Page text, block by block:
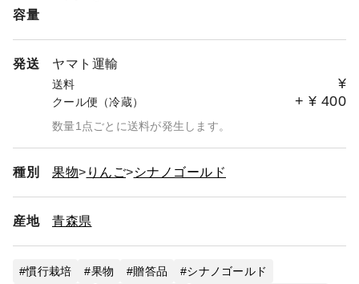
容量
発送 ヤマト運輸
送料 ¥
クール便（冷蔵） + ¥ 400
数量1点ごとに送料が発生します。
種別 果物 りんご シナノゴールド
産地 青森県
慣行栽培 果物 贈答品
シナノゴールド